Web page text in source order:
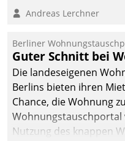
Mieterbefragungen – eine
starke Grundlage für
intelligente,
datengestützte
Entscheidungen.
Andreas Lerchner
Berliner
Guter Schnitt bei
Die landeseigenen
Berlins bieten ihren
Chance, die Wohnung
Wohnungstauschportal
Nutzung des knappen